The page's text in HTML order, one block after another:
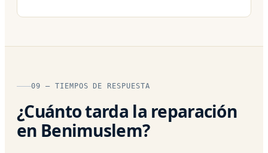
09 — TIEMPOS DE RESPUESTA
¿Cuánto tarda la reparación
en Benimuslem?